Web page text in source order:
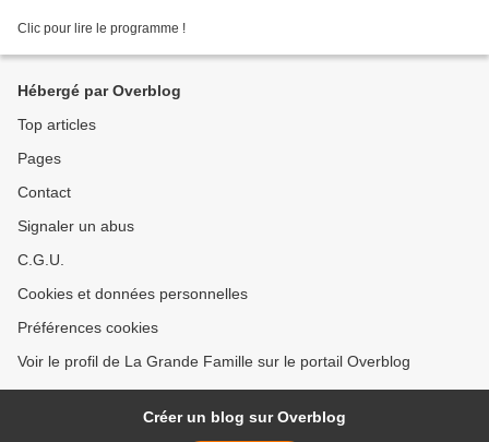
Clic pour lire le programme !
Hébergé par Overblog
Top articles
Pages
Contact
Signaler un abus
C.G.U.
Cookies et données personnelles
Préférences cookies
Voir le profil de La Grande Famille sur le portail Overblog
Créer un blog sur Overblog